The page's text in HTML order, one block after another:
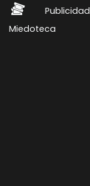
Publicidad
Miedoteca